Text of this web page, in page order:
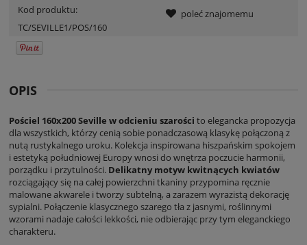
Kod produktu:
TC/SEVILLE1/POS/160
poleć znajomemu
OPIS
Pościel 160x200 Seville w odcieniu szarości to elegancka propozycja
dla wszystkich, którzy cenią sobie ponadczasową klasykę połączoną z
nutą rustykalnego uroku. Kolekcja inspirowana hiszpańskim spokojem
i estetyką południowej Europy wnosi do wnętrza poczucie harmonii,
porządku i przytulności. Delikatny motyw kwitnących kwiatów
rozciągający się na całej powierzchni tkaniny przypomina ręcznie
malowane akwarele i tworzy subtelną, a zarazem wyrazistą dekorację
sypialni. Połączenie klasycznego szarego tła z jasnymi, roślinnymi
wzorami nadaje całości lekkości, nie odbierając przy tym eleganckiego
charakteru.